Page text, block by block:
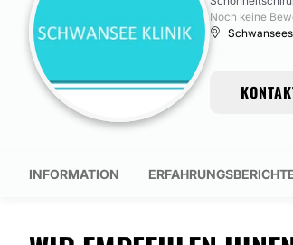
Noch keine
INFORMATION